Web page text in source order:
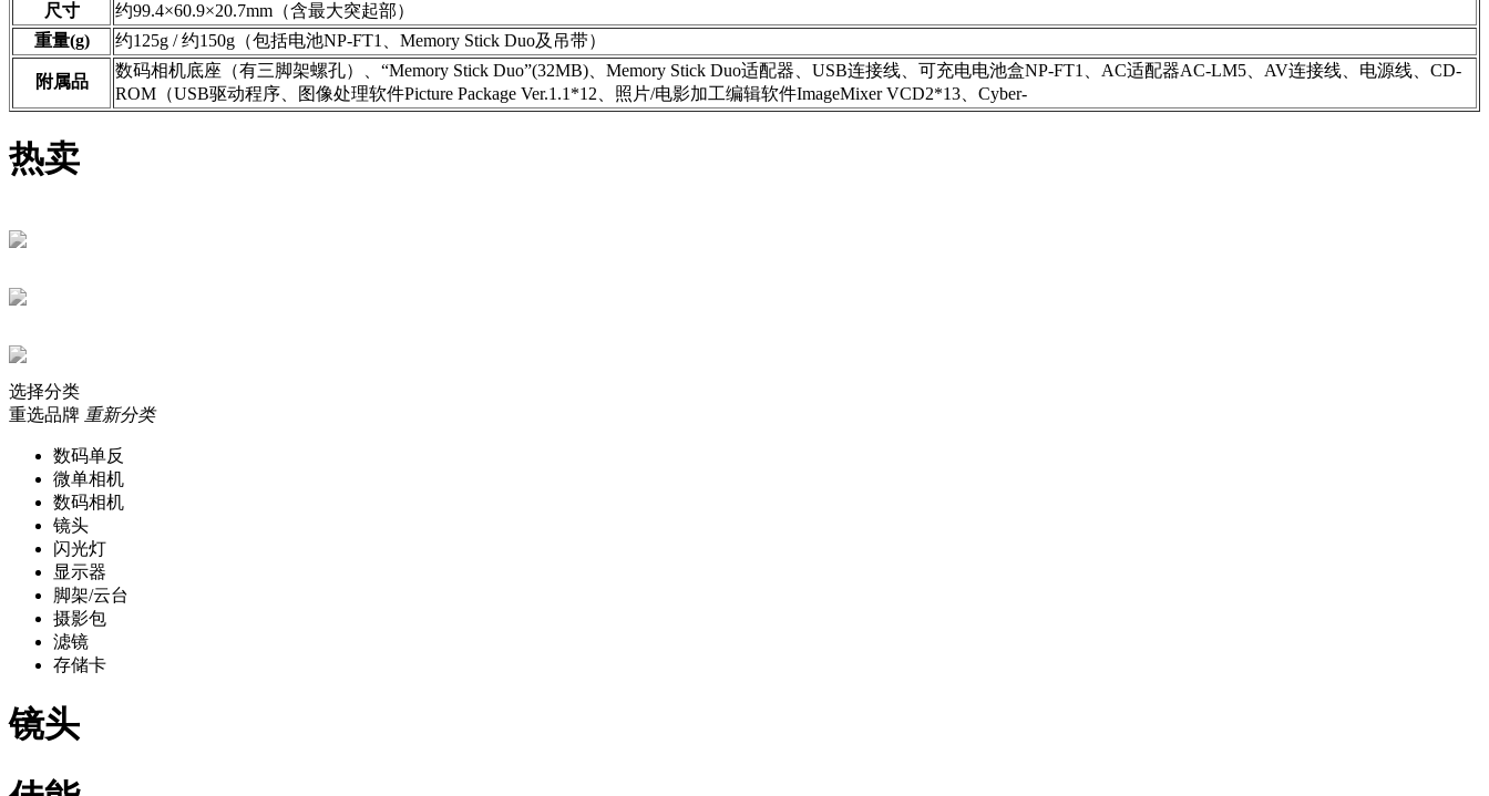
尺寸
约99.4×60.9×20.7mm（含最大突起部）
重量(g)
约125g / 约150g（包括电池NP-FT1、Memory Stick Duo及吊带）
附属品
数码相机底座（有三脚架螺孔）、“Memory Stick Duo”(32MB)、Memory Stick Duo适配器、USB连接线、可充电电池盒NP-FT1、AC适配器AC-LM5、AV连接线、电源线、CD-
ROM（USB驱动程序、图像处理软件Picture Package Ver.1.1*12、照片/电影加工编辑软件ImageMixer VCD2*13、Cyber-
热卖
选择分类
重选品牌 重新分类
数码单反
微单相机
数码相机
镜头
闪光灯
显示器
脚架/云台
摄影包
滤镜
存储卡
镜头